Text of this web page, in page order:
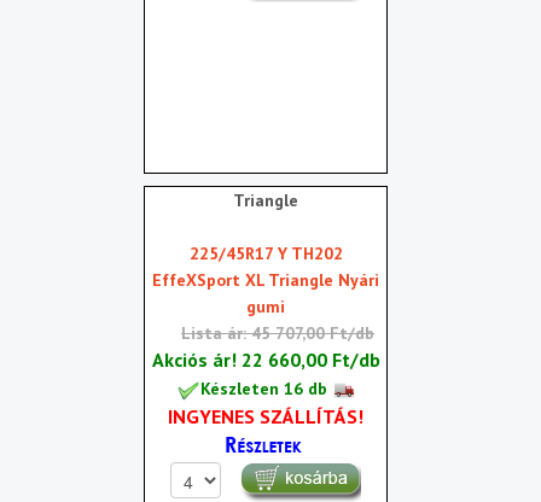
Triangle
225/45R17 Y TH202
EffeXSport XL Triangle Nyári
gumi
Lista ár: 45 707,00 Ft/db
Akciós ár! 22 660,00 Ft/db
Készleten 16 db
INGYENES SZÁLLÍTÁS!